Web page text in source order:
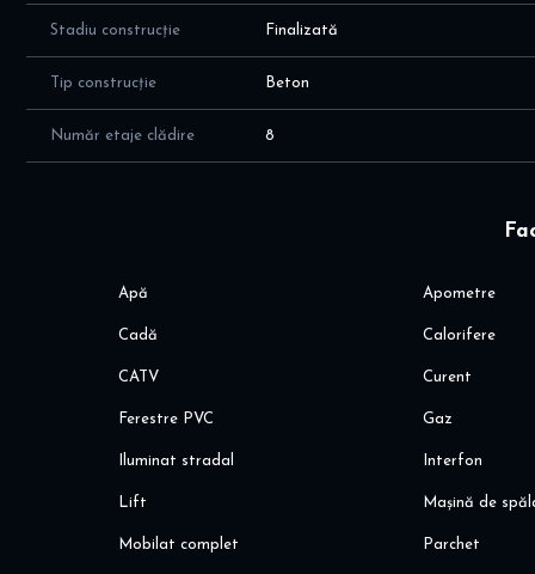
Stadiu construcție Finalizată
Tip construcție Beton
Număr etaje clădire 8
Apă Apometre
Cadă Calorifere
CATV Curent
Ferestre PVC Gaz
Iluminat stradal Interfon
Lift Mașină de
Mobilat complet Parchet